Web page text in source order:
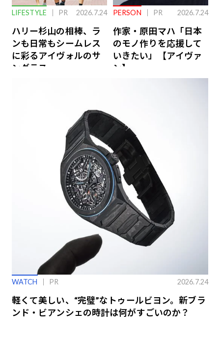
LIFESTYLE PR 2026.7.24
ハリー杉山の相棒、ラ
ンも日常もシームレス
に彩るアイヴォルのサ
ングラス
PERSON PR 2026.7.24
作家・原田マハ「日本
のモノ作りを応援して
いきたい」【アイヴァ
ン】
WATCH PR 2026.7.24
軽くて美しい、“完璧”なトゥールビヨン。新ブラ
ンド・ビアンシェの時計は何がすごいのか？